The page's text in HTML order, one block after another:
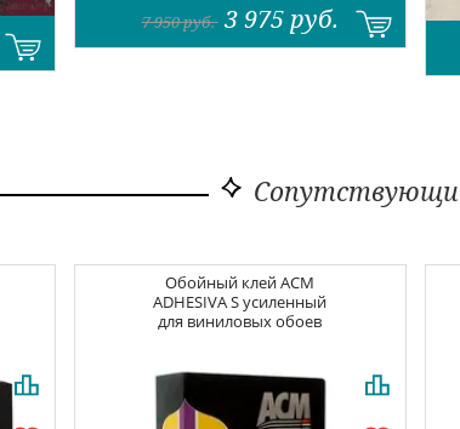
7 950руб. 3 975 руб.
Обойный клейACM
ADHESIVA S усиленный
для виниловых обоев